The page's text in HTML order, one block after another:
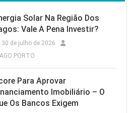
Solar Na Região Dos
Vale A Pena Investir?
30 de julho de 2026
PORTO
Para Aprovar
Imobiliário – O
Os Bancos Exigem